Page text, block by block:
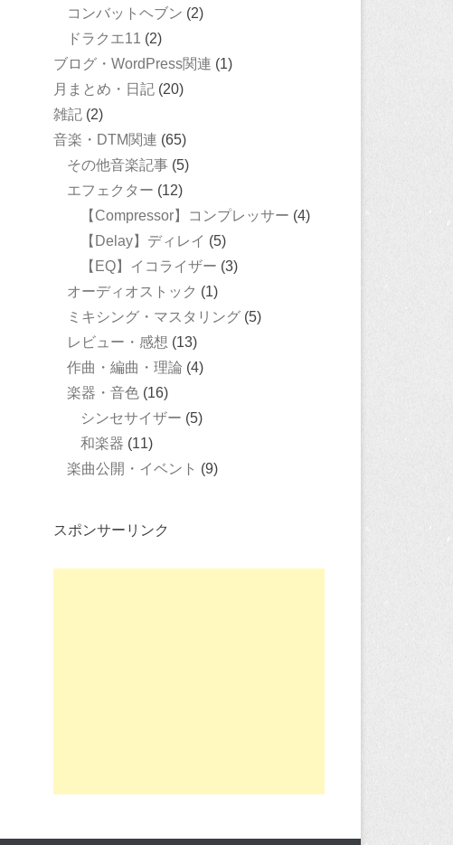
コンバットヘブン (2)
ドラクエ11 (2)
ブログ・WordPress関連 (1)
月まとめ・日記 (20)
雑記 (2)
音楽・DTM関連 (65)
その他音楽記事 (5)
エフェクター (12)
【Compressor】コンプレッサー (4)
【Delay】ディレイ (5)
【EQ】イコライザー (3)
オーディオストック (1)
ミキシング・マスタリング (5)
レビュー・感想 (13)
作曲・編曲・理論 (4)
楽器・音色 (16)
シンセサイザー (5)
和楽器 (11)
楽曲公開・イベント (9)
スポンサーリンク